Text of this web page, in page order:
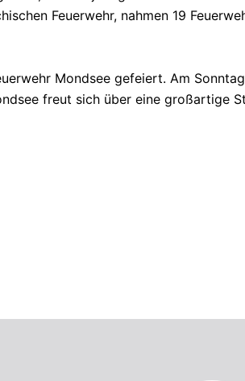
Feuerwehr, nahmen 19
Mondsee gefeiert. Am
freut sich über eine großartige